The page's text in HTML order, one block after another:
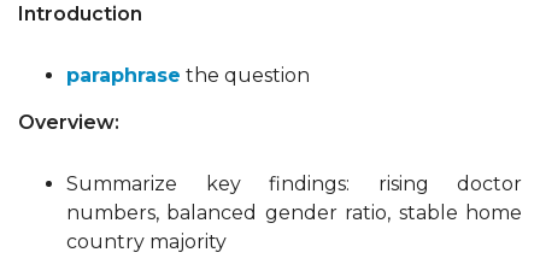
Introduction
paraphrase the question
Overview:
Summarize key findings: rising doctor
numbers, balanced gender ratio, stable home
country majority